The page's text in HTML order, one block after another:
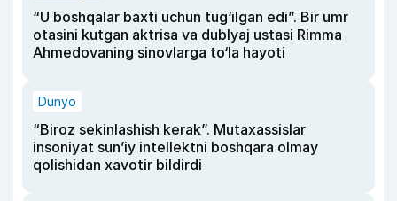
“U boshqalar baxti uchun tug‘ilgan edi”. Bir umr
otasini kutgan aktrisa va dublyaj ustasi Rimma
Ahmedovaning sinovlarga to‘la hayoti
Dunyo
“Biroz sekinlashish kerak”. Mutaxassislar
insoniyat sun’iy intellektni boshqara olmay
qolishidan xavotir bildirdi